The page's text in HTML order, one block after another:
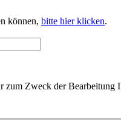
können, bitte hier klicken.
zum Zweck der